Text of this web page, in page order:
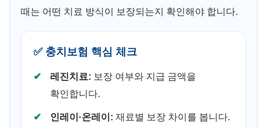
때는 어떤 치료 방식이 보장되는지 확인해야 합니다.
✅ 충치보험 핵심 체크
레진치료: 보장 여부와 지급 금액을
확인합니다.
인레이·온레이: 재료별 보장 차이를 봅니다.